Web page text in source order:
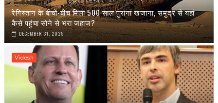
रेगिस्तान के बीचों-बीच मिला 500 साल पुराना खजाना, समुद्र से यहां
कैसे पहुंचा सोने से भरा जहाज?
DECEMBER 31, 2025
Videsh